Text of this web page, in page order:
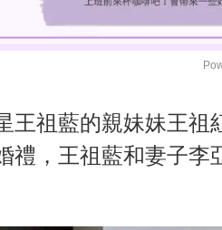
王祖藍的親妹妹王祖
禮，王祖藍和妻子李